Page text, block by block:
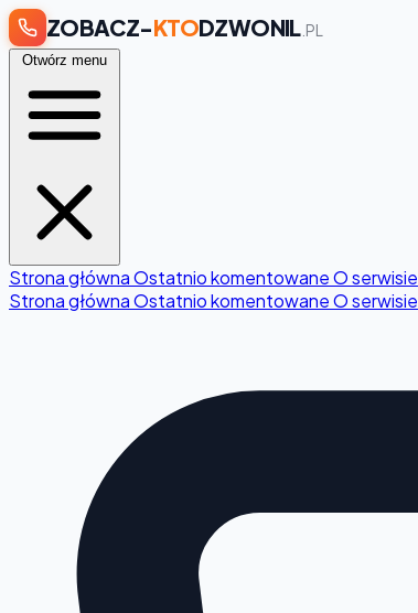
ZOBACZ-KTODZWONIL.PL
Otwórz menu
Strona głównaOstatnio komentowaneO serwisie
Strona głównaOstatnio komentowaneO serwisie